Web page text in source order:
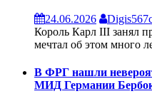
24.06.2026
Король Карл III занял
мечтал об этом много
В ФРГ нашли
МИД Германии